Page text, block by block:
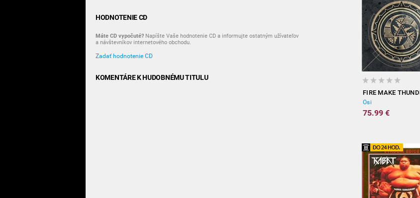
HODNOTENIE CD
Máte CD vypočuté? Napíšte Vaše hodnotenie CD a informujte ostatným užívateľov
a návštevníkov internetového obchodu.
Zadať hodnotenie CD
KOMENTÁRE K HUDOBNÉMU TITULU
FIRE MAKE
Osi
75.99 €